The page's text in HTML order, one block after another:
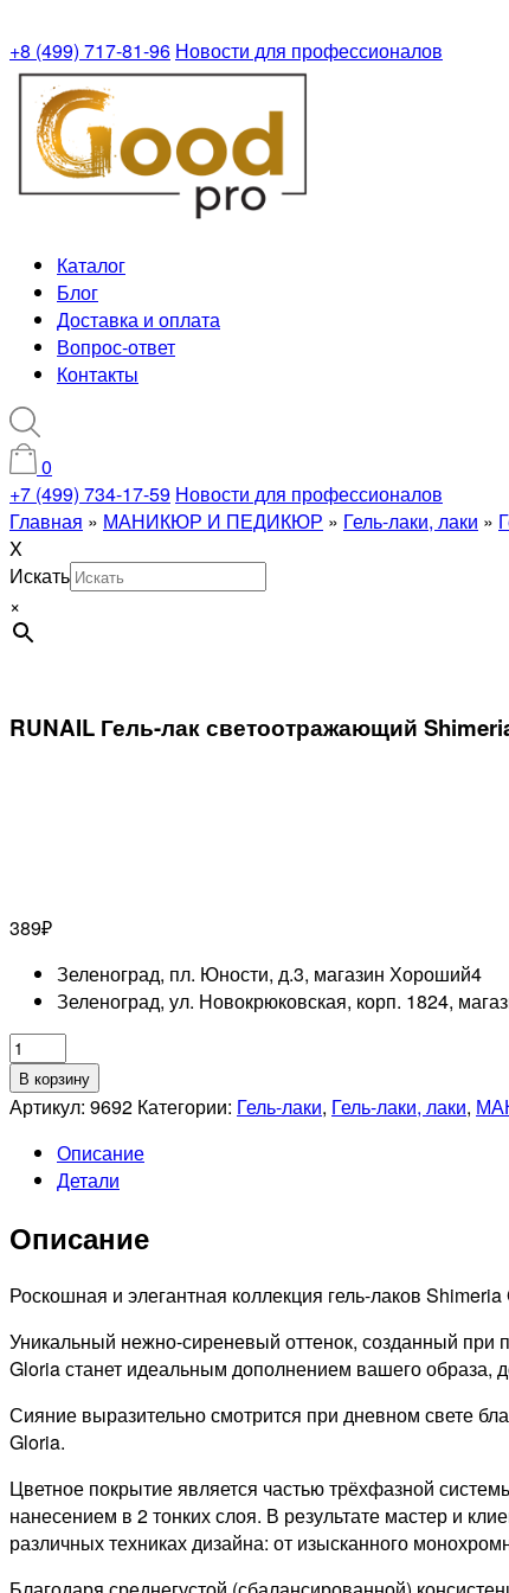
+8 (499) 717-81-96 Новости для профессионалов
Каталог
Блог
Доставка и оплата
Вопрос-ответ
Контакты
0
+7 (499) 734-17-59 Новости для профессионалов
Главная » МАНИКЮР И ПЕДИКЮР » Гель-лаки, лаки »
X
Искать
×
RUNAIL Гель-лак светоотражающий
389₽
Зеленоград, пл. Юности, д.3, магазин Хороший4
Зеленоград, ул. Новокрюковская, корп. 1824,
Количество
товара
RUNAIL
лак
светоотражающий
Gloria,
№9692
В корзину
Артикул: 9692 Категории: Гель-лаки, Гель-лаки, лаки,
Описание
Детали
Описание
Роскошная и элегантная коллекция гель-лаков
Уникальный нежно-сиреневый оттенок, созданный
Gloria станет идеальным дополнением вашего образа,
Сияние выразительно смотрится при дневном свете
Gloria.
Цветное покрытие является частью трёхфазной
нанесением в 2 тонких слоя. В результате мастер и
различных техниках дизайна: от изысканного